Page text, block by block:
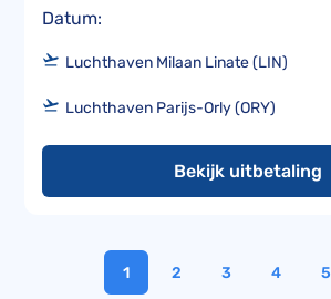
Datum:
Luchthaven Milaan Linate (LIN)
Luchthaven Parijs-Orly (ORY)
Bekijk uitbetaling
1 2 3 4 5